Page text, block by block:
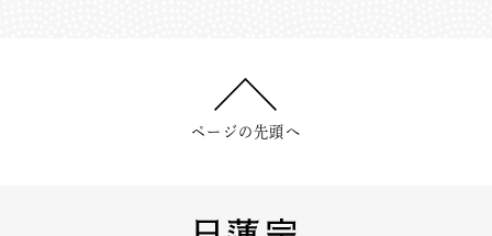
ページの先頭へ